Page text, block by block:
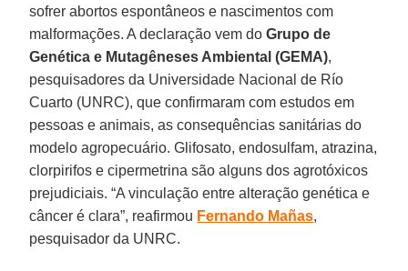
sofrer abortos espontâneos e nascimentos com
malformações. A declaração vem doGrupo de
Genética e Mutagêneses Ambiental (GEMA),
pesquisadores da Universidade Nacional de Río
Cuarto (UNRC), que confirmaram com estudos em
pessoas e animais, as consequências sanitárias do
modelo agropecuário. Glifosato, endosulfam, atrazina,
clorpirifos e cipermetrina são alguns dos agrotóxicos
prejudiciais. “A vinculação entre alteração genética e
câncer é clara”, reafirmou Fernando Mañas,
pesquisador da UNRC.